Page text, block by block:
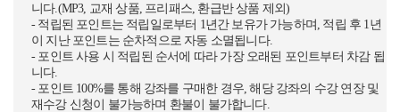
니다.(MP3, 교재 상품, 프리패스, 환급반 상품 제외)
- 적립된 포인트는 적립일로부터 1년간 보유가 가능하며, 적립 후 1년
이 지난 포인트는 순차적으로 자동 소멸됩니다.
- 포인트 사용 시 적립된 순서에 따라 가장 오래된 포인트부터 차감 됩
니다.
- 포인트 100%를 통해 강좌를 구매한 경우, 해당 강좌의 수강 연장 및
재수강 신청이 불가능하며 환불이 불가합니다.